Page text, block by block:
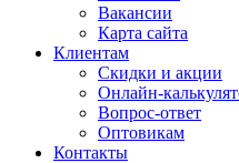
Вакансии
Карта сайта
Клиентам
Скидки и акции
Онлайн-
Вопрос-ответ
Оптовикам
Контакты